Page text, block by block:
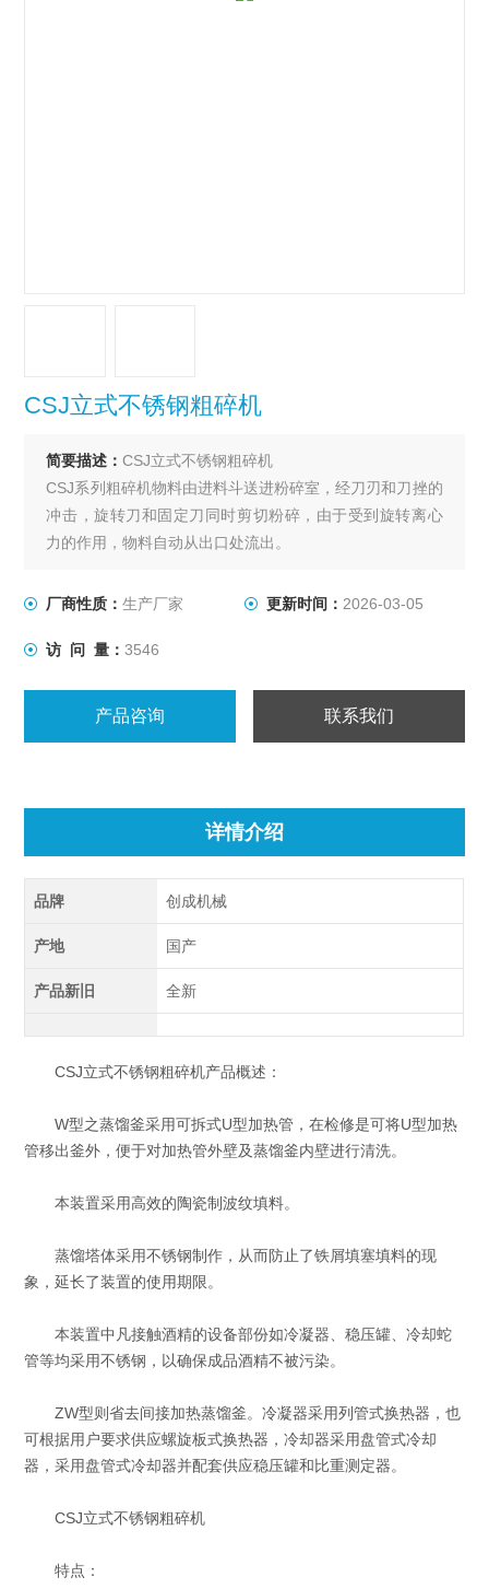
CSJ立式不锈钢粗碎机
简要描述：CSJ立式不锈钢粗碎机
CSJ系列粗碎机物料由进料斗送进粉碎室，经刀刃和刀挫的
冲击，旋转刀和固定刀同时剪切粉碎，由于受到旋转离心
力的作用，物料自动从出口处流出。
厂商性质：生产厂家 更新时间： 2026-03-05
访 问 量：3546
产品咨询 联系我们
详情介绍
品牌 创成机械
产地 国产
产品新旧 全新
CSJ立式不锈钢粗碎机产品概述：
W型之蒸馏釜采用可拆式U型加热管，在检修是可将U型加热
管移出釜外，便于对加热管外壁及蒸馏釜内壁进行清洗。
本装置采用高效的陶瓷制波纹填料。
蒸馏塔体采用不锈钢制作，从而防止了铁屑填塞填料的现
象，延长了装置的使用期限。
本装置中凡接触酒精的设备部份如冷凝器、稳压罐、冷却蛇
管等均采用不锈钢，以确保成品酒精不被污染。
ZW型则省去间接加热蒸馏釜。冷凝器采用列管式换热器，也
可根据用户要求供应螺旋板式换热器，冷却器采用盘管式冷却
器，采用盘管式冷却器并配套供应稳压罐和比重测定器。
CSJ立式不锈钢粗碎机
特点：